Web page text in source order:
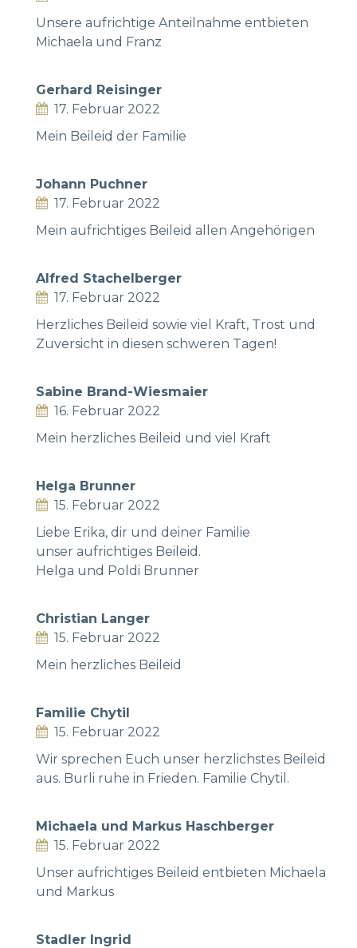
Unsere aufrichtige Anteilnahme entbieten
Michaela und Franz
Gerhard Reisinger
17. Februar 2022
Mein Beileid der Familie
Johann Puchner
17. Februar 2022
Mein aufrichtiges Beileid allen Angehörigen
Alfred Stachelberger
17. Februar 2022
Herzliches Beileid sowie viel Kraft, Trost und
Zuversicht in diesen schweren Tagen!
Sabine Brand-Wiesmaier
16. Februar 2022
Mein herzliches Beileid und viel Kraft
Helga Brunner
15. Februar 2022
Liebe Erika, dir und deiner Familie
unser aufrichtiges Beileid.
Helga und Poldi Brunner
Christian Langer
15. Februar 2022
Mein herzliches Beileid
Familie Chytil
15. Februar 2022
Wir sprechen Euch unser herzlichstes Beileid
aus. Burli ruhe in Frieden. Familie Chytil.
Michaela und Markus Haschberger
15. Februar 2022
Unser aufrichtiges Beileid entbieten Michaela
und Markus
Stadler Ingrid